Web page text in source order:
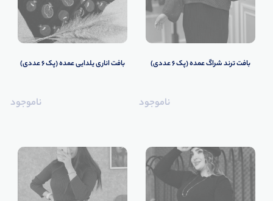
️بافت ترند شراگ عمده (پک 6 عددی)
ناموجود
️️بافت اناری یلدایی عمده (پک 6 عددی)
ناموجود